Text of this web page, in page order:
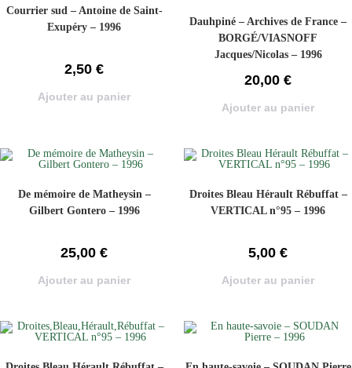
Courrier sud – Antoine de Saint-
Exupéry – 1996
2,50 €
Ajouter au panier
Dauhpiné – Archives de France –
BORGÉ/VIASNOFF
Jacques/Nicolas – 1996
20,00 €
Ajouter au panier
De mémoire de Matheysin –
Gilbert Gontero – 1996
25,00 €
Ajouter au panier
Droites Bleau Hérault Rébuffat –
VERTICAL n°95 – 1996
5,00 €
Ajouter au panier